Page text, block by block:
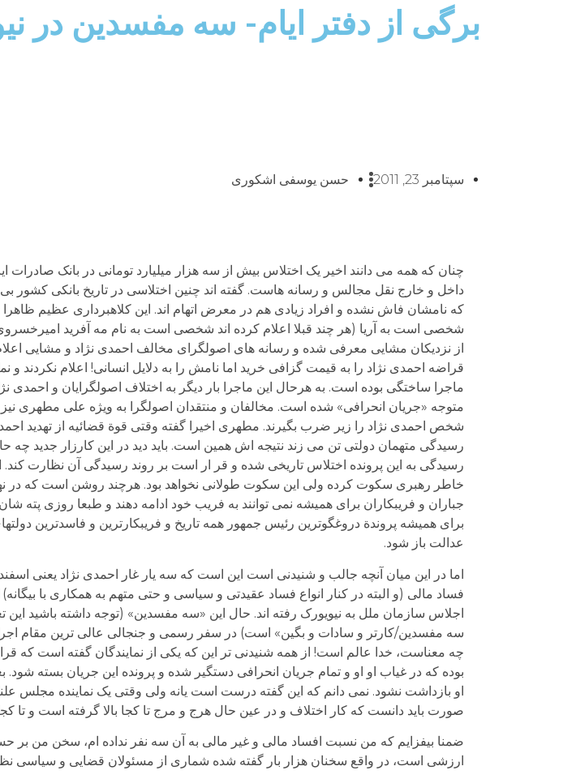
برگی از دفتر ایام- سه مفسدین در
سپتامبر 23, 2011 حسن یوسفی اشکوری
چنان که همه می دانند اخیر یک اختلاس بیش از سه هزار میلیارد تومانی در بانک
داخل و خارج نقل مجالس و رسانه هاست. گفته اند چنین اختلاسی در تاریخ بانکی کشور
که نامشان فاش نشده و افراد زیادی هم در معرض اتهام اند. این کلاهبرداری عظیم
شخصی است به آریا (هر چند قبلا اعلام کرده اند شخصی است به نام مه آفرید امیرخسروی
از نزدیکان مشایی معرفی شده و رسانه های اصولگرای مخالف احمدی نژاد و مشایی
قراضه احمدی نژاد را به قیمت گزافی خرید اما نامش را به دلایل انسانی! اعلام نکردند
ماجرا ساختگی بوده است. به هرحال این ماجرا بار دیگر به اختلاف اصولگرایان و
متوجه «جریان انحرافی» شده است. مخالفان و منتقدان اصولگرا به ویژه علی مطهری
شخص احمدی نژاد را زیر ضرب بگیرند. مطهری اخیرا گفته وقتی قوة قضائیه از تهدید
رسیدگی متهمان دولتی تن می زند نتیجه اش همین است. باید دید در این کارزار جدید
رسیدگی به این پرونده اختلاس تاریخی شده و قر ار است بر روند رسیدگی آن نظارت کند.
خاطر رهبری سکوت کرده ولی این سکوت طولانی نخواهد بود. هرچند روشن است که در
جباران و فریبکاران برای همیشه نمی توانند به فریب خود ادامه دهند و طبعا روزی پته
برای همیشه پروندة دروغگوترین رئیس جمهور همه تاریخ و فریبکارترین و فاسدترین
عدالت باز شود.
اما در این میان آنچه جالب و شنیدنی است این است که سه یار غار احمدی نژاد یعنی
فساد مالی (و البته در کنار انواع فساد عقیدتی و سیاسی و حتی متهم به همکاری با
اجلاس سازمان ملل به نیویورک رفته اند. حال این «سه مفسدین» (توجه داشته باشید این
سه مفسدین/کارتر و سادات و بگین» است) در سفر رسمی و جنجالی عالی ترین مقام
چه معناست، خدا عالم است! از همه شنیدنی تر این که یکی از نمایندگان گفته است که قرار
بوده که در غیاب او او و تمام جریان انحرافی دستگیر شده و پرونده این جریان بسته شود.
او بازداشت نشود. نمی دانم که این گفته درست است یانه ولی وقتی یک نماینده مجلس
صورت باید دانست که کار اختلاف و در عین حال هرج و مرج تا کجا بالا گرفته است و تا
ضمنا بیفزایم که من نسبت افساد مالی و غیر مالی به آن سه نفر نداده ام، سخن من
ارزشی است، در واقع سخنان هزار بار گفته شده شماری از مسئولان قضایی و سیاسی